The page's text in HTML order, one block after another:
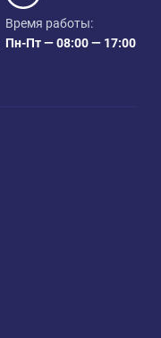
Время работы:
Пн-Пт — 08:00 — 17:00